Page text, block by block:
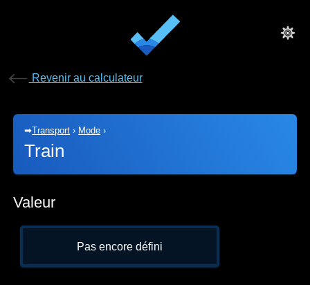
Revenir au calculateur
➡Transport › Mode ›
Train
Valeur
Pas encore défini